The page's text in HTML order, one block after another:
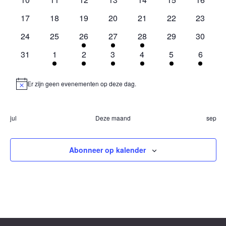
0
17
0
18
0
19
0
20
0
21
0
22
0
23
0
24
0
evenementen
25
1
evenement
26
1
evenement
27
1
evenement
28
0
29
0
30
0
evenementen
31
2
evenementen
1
3
evenementen
2
1
evenement
3
1
evenement
4
2
evenementen
5
1
6
BerichtEr zijn geen evenementen op deze dag.
jul Deze maand sep
Abonneer op kalender